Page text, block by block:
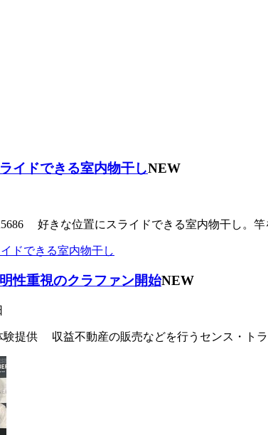
イドできる室内物干しNEW
好きな位置にスライドできる室内物干し。
性重視のクラファン開始NEW
験提供 収益不動産の販売などを行うセンス・ト